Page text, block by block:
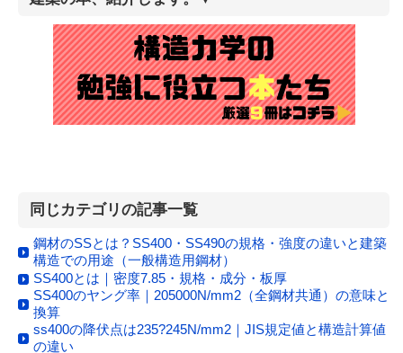
同じカテゴリの記事一覧
鋼材のSSとは？SS400・SS490の規格・強度の違いと建築
構造での用途（一般構造用鋼材）
SS400とは｜密度7.85・規格・成分・板厚
SS400のヤング率｜205000N/mm2（全鋼材共通）の意味と
換算
ss400の降伏点は235?245N/mm2｜JIS規定値と構造計算値
の違い